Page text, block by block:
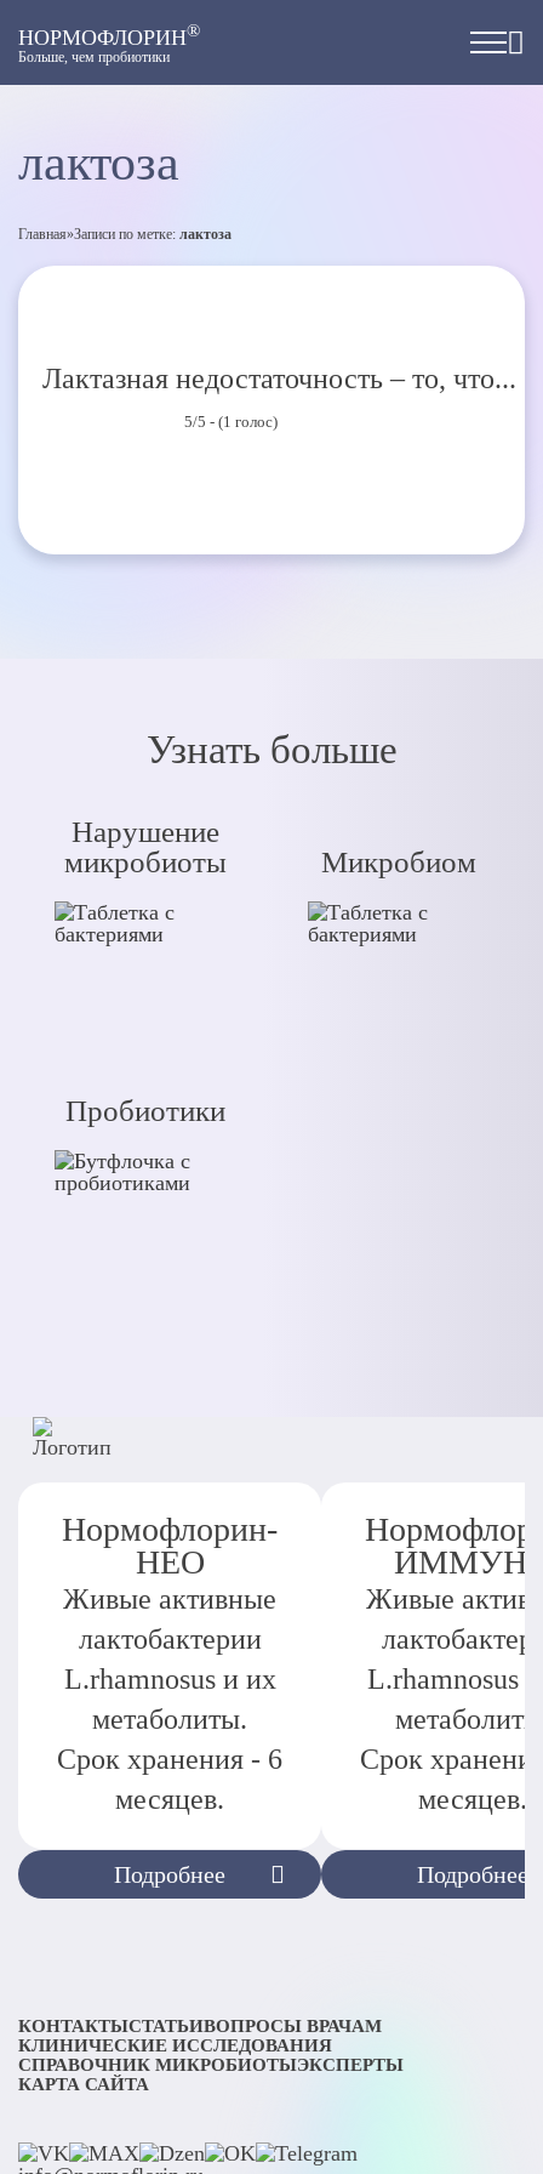
НОРМОФЛОРИН®
Больше, чем пробиотики
лактоза
Главная»Записи по метке: лактоза
Лактазная недостаточность – то, что...
5/5 - (1 голос)
Узнать больше
Нарушение
микробиоты
Микробиом
Пробиотики
Подробнее
Нормофлорин-
НЕО
Живые активные
лактобактерии
L.rhamnosus и их
метаболиты.
Срок хранения - 6
месяцев.
Подробнее
Живые
L.rhamnosus
Срок
месяцев.
КОНТАКТЫСТАТЬИВОПРОСЫ ВРАЧАМ
КЛИНИЧЕСКИЕ ИССЛЕДОВАНИЯ
СПРАВОЧНИК МИКРОБИОТЫЭКСПЕРТЫ
КАРТА САЙТА